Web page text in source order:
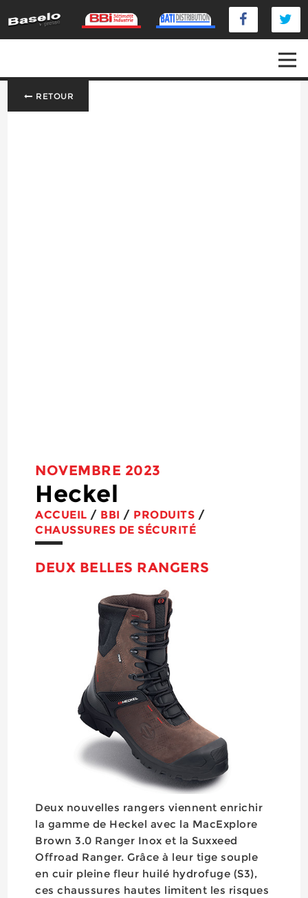
RETOUR
NOVEMBRE 2023
Heckel
ACCUEIL / BBI / PRODUITS /
CHAUSSURES DE SÉCURITÉ
DEUX BELLES RANGERS
Deux nouvelles rangers viennent enrichir
la gamme de Heckel avec la MacExplore
Brown 3.0 Ranger Inox et la Suxxeed
Offroad Ranger. Grâce à leur tige souple
en cuir pleine fleur huilé hydrofuge (S3),
ces chaussures hautes limitent les risques